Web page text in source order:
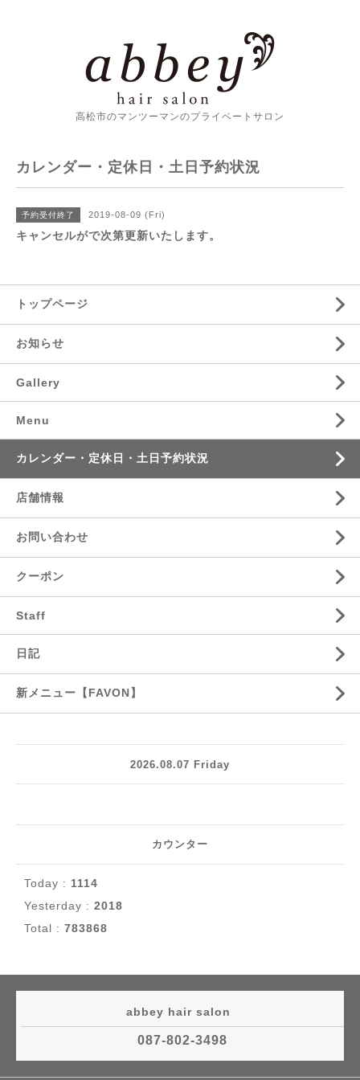
高松市のマンツーマンのプライベートサロン
カレンダー・定休日・土日予約状況
予約受付終了 2019-08-09 (Fri)
キャンセルがで次第更新いたします。
トップページ
お知らせ
Gallery
Menu
カレンダー・定休日・土日予約状況
店舗情報
お問い合わせ
クーポン
Staff
日記
新メニュー【FAVON】
2026.08.07 Friday
カウンター
Today : 1114
Yesterday : 2018
Total : 783868
abbey hair salon
087-802-3498